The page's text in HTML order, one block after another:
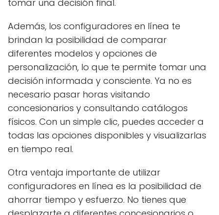
tomar una decisión final.
Además, los configuradores en línea te
brindan la posibilidad de comparar
diferentes modelos y opciones de
personalización, lo que te permite tomar una
decisión informada y consciente. Ya no es
necesario pasar horas visitando
concesionarios y consultando catálogos
físicos. Con un simple clic, puedes acceder a
todas las opciones disponibles y visualizarlas
en tiempo real.
Otra ventaja importante de utilizar
configuradores en línea es la posibilidad de
ahorrar tiempo y esfuerzo. No tienes que